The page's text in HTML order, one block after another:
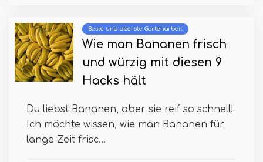
Beste und oberste Gartenarbeit
Wie man Bananen frisch
und würzig mit diesen 9
Hacks hält
Du liebst Bananen, aber sie reif so schnell!
Ich möchte wissen, wie man Bananen für
lange Zeit frisc...